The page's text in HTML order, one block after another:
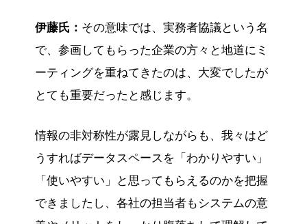
伊藤氏： その意味では、実務者協議という名
で、参画してもらった企業の方々と地道にミ
ーティングを重ねてきたのは、大変でしたが
とても重要だったと感じます。
情報の非対称性が露見しながらも、我々はど
うすればデータスペースを「わかりやすい」
「使いやすい」と思ってもらえるのかを把握
できましたし、各社の担当者もシステムの意